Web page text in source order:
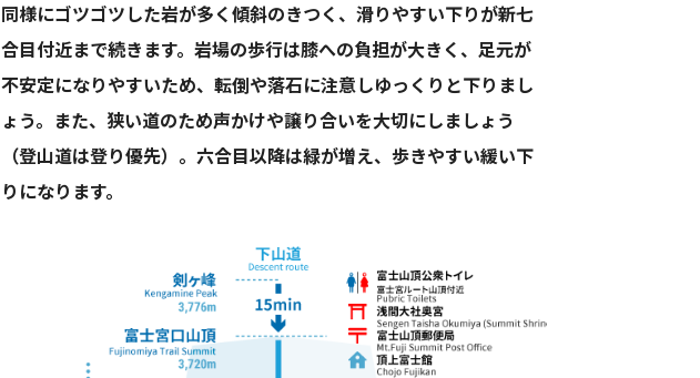
同様にゴツゴツした岩が多く傾斜のきつく、滑りやすい下りが新七
合目付近まで続きます。岩場の歩行は膝への負担が大きく、足元が
不安定になりやすいため、転倒や落石に注意しゆっくりと下りまし
ょう。また、狭い道のため声かけや譲り合いを大切にしましょう
（登山道は登り優先）。六合目以降は緑が増え、歩きやすい緩い下
りになります。